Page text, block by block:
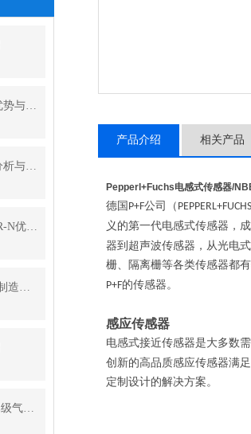
Bussmann熔断器的设计优势与耐用性分析
Bussmann熔断器的性能分析与耐用性测试
HTM传感器测试仪S-TER-N优化方式
关于NEWSTARK凸轮的制造工艺分析
ULTRAVENT：新型毫巴级气体阀门系列 - 不仅仅是排气阀
产品介绍 相关产品
Pepperl+Fuchs电感式传感器/
德国 P+F公司（
义的第一代电感式传感器，
器到超声波传感器，从光电
栅、隔离栅等各类传感器都
P+F的传感器。
感应传感器
电感式接近传感器是大多数
创新的高品质感应传感器满
定制设计的解决方案。